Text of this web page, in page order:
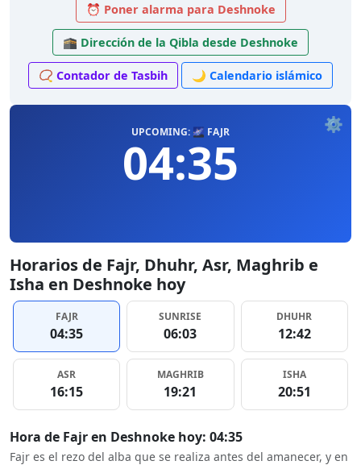
⏰ Poner alarma para Deshnoke
🕋 Dirección de la Qibla desde Deshnoke
📿 Contador de Tasbih 🌙 Calendario islámico
⚙️
UPCOMING: 🌌 FAJR
04:35
Horarios de Fajr, Dhuhr, Asr, Maghrib e
Isha en Deshnoke hoy
FAJR
04:35
SUNRISE
06:03
DHUHR
12:42
ASR
16:15
MAGHRIB
19:21
ISHA
20:51
Hora de Fajr en Deshnoke hoy: 04:35
Fajr es el rezo del alba que se realiza antes del amanecer, y en